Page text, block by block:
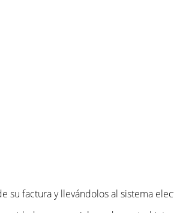
su factura y llevándolos al sistema